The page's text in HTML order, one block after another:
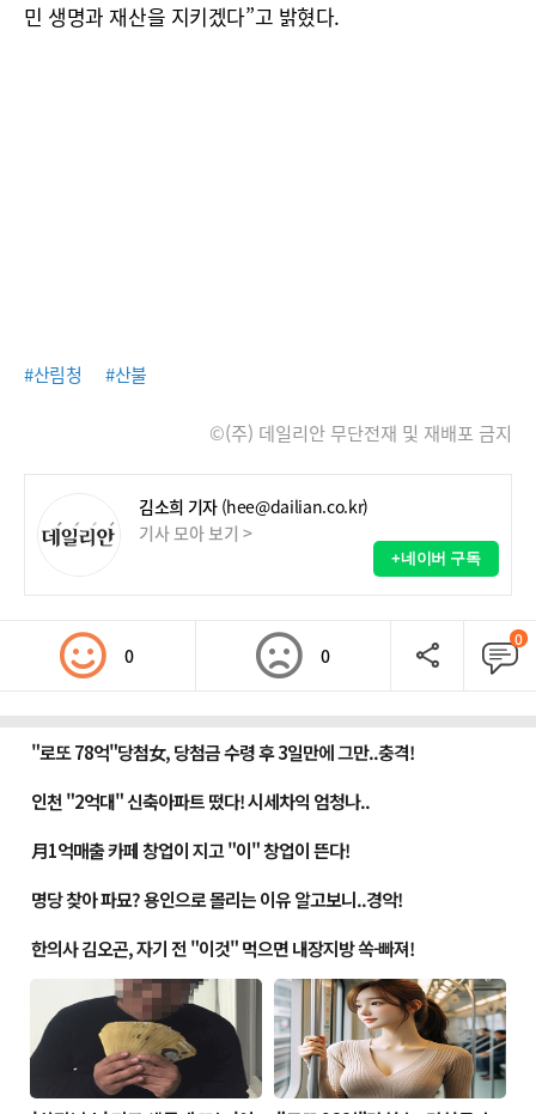
민 생명과 재산을 지키겠다”고 밝혔다.
#산림청 #산불
©(주) 데일리안 무단전재 및 재배포 금지
김소희 기자 (hee@dailian.co.kr)
기사 모아 보기 >
+네이버 구독
0 0
0